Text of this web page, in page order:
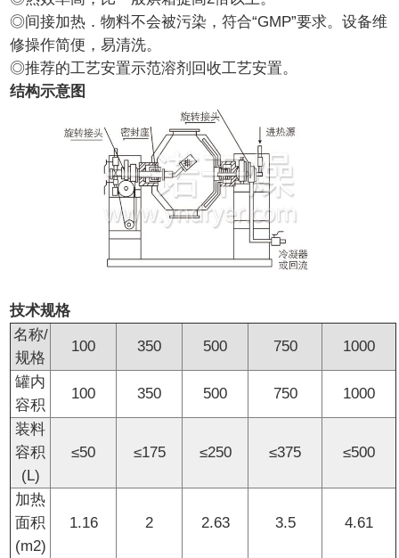
◎间接加热．物料不会被污染，符合“GMP”要求。设备维
修操作简便，易清洗。
◎推荐的工艺安置示范溶剂回收工艺安置。
结构示意图
技术规格
名称/
规格
100 350 500 750 1000
罐内
容积
100 350 500 750 1000
装料
容积
(L)
≤50 ≤175 ≤250 ≤375 ≤500
加热
面积
(m2)
1.16 2 2.63 3.5 4.61